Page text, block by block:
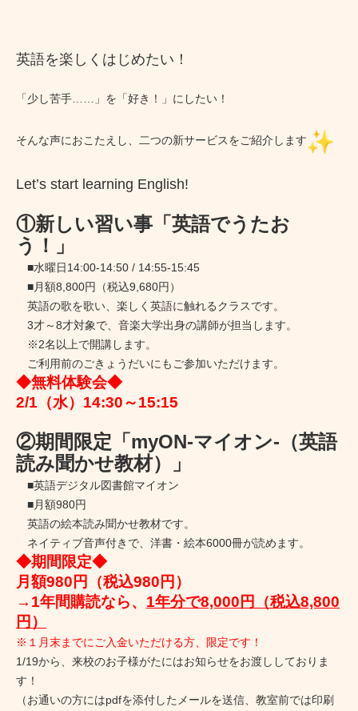
英語を楽しくはじめたい！
「少し苦手……」を「好き！」にしたい！
そんな声におこたえし、二つの新サービスをご紹介します
Let’s start learning English!
①新しい習い事「英語でうたお
う！」
■水曜日14:00-14:50 / 14:55-15:45
■月額8,800円（税込9,680円）
英語の歌を歌い、楽しく英語に触れるクラスです。
3才～8才対象で、音楽大学出身の講師が担当します。
※2名以上で開講します。
ご利用前のごきょうだいにもご参加いただけます。
◆無料体験会◆
2/1（水）14:30～15:15
②期間限定「myON-マイオン-（英語
読み聞かせ教材）」
■英語デジタル図書館マイオン
■月額980円
英語の絵本読み聞かせ教材です。
ネイティブ音声付きで、洋書・絵本6000冊が読めます。
◆期間限定◆
月額980円（税込980円）
→1年間購読なら、 1年分で8,000円（税込8,800
円）
※１月末までにご入金いただける方、限定です！
1/19から、来校のお子様がたにはお知らせをお渡ししておりま
す！
（お通いの方にはpdfを添付したメールを送信、教室前では印刷